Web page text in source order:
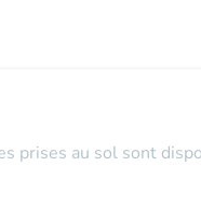
prises au sol sont